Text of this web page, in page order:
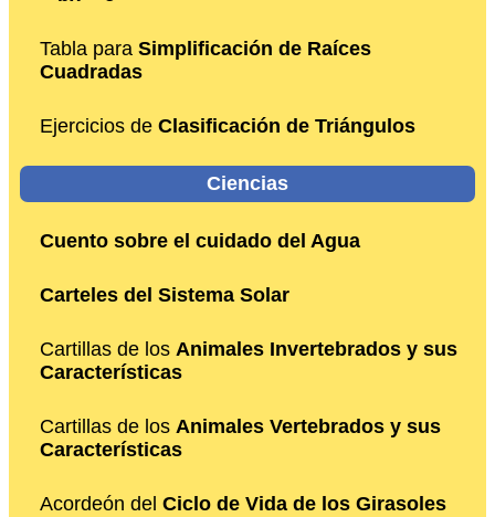
Tabla para Simplificación de Raíces
Cuadradas
Ejercicios de Clasificación de Triángulos
Ciencias
Cuento sobre el cuidado del Agua
Carteles del Sistema Solar
Cartillas de los Animales Invertebrados y sus
Características
Cartillas de los Animales Vertebrados y sus
Características
Acordeón del Ciclo de Vida de los Girasoles